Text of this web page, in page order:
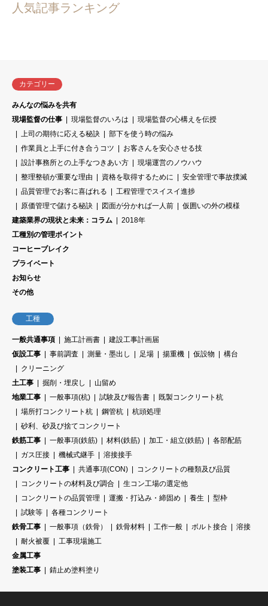
人気記事ランキング
カテゴリー
みんなの悩みを共有
現場監督の仕事
現場監督のいろは
現場監督の心構えを伝授
上司の期待に応える秘訣
部下を使う時の悩み
作業員と上手に付き合うコツ
お客さんを安心させる技
設計事務所との上手なつきあい方
現場運営のノウハウ
整理整頓が重要な理由
資格を取得するために
安全管理で事故撲滅
品質管理でお客に喜ばれる
工程管理でスイスイ進捗
原価管理で儲ける秘訣
図面が分かれば一人前
仮囲いの外の模様
建築業界の現状と未来：コラム
2018年
工種別の管理ポイント
コーヒーブレイク
プライベート
お知らせ
その他
工種
一般共通事項 施工計画書
建設工事計画届
仮設工事
事前調査 測量・墨出し 足場 揚重機 仮設物
構台
クリーニング
土工事
掘削・埋戻し
山留め
地業工事
一般事項(杭) 試験及び報告書
既製コンクリート杭
場所打コンクリート杭
鋼管杭
杭頭処理
砂利、砂及び捨てコンクリート
鉄筋工事
一般事項(鉄筋) 材料(鉄筋) 加工・組立(鉄筋)
各部配筋
ガス圧接
機械式継手
溶接接手
コンクリート工事
共通事項(CON)
コンクリートの種類及び品質
コンクリートの材料及び調合
生コン工場の選定他
コンクリートの品質管理
運搬・打込み・締固め 養生
型枠
試験等
各種コンクリート
鉄骨工事
一般事項（鉄骨） 鉄骨材料 工作一般 ボルト接合
溶接
耐火被覆
工事現場施工
金属工事
塗装工事
錆止め塗料塗り